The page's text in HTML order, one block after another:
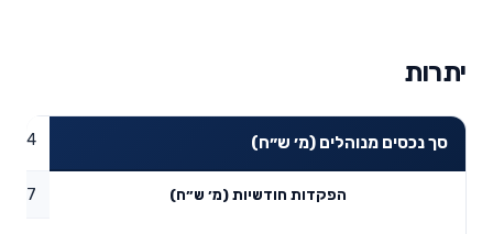
יתרות
סך נכסים מנוהלים (מ׳ ש״ח)
הפקדות חודשיות (מ׳ ש״ח) 1.47